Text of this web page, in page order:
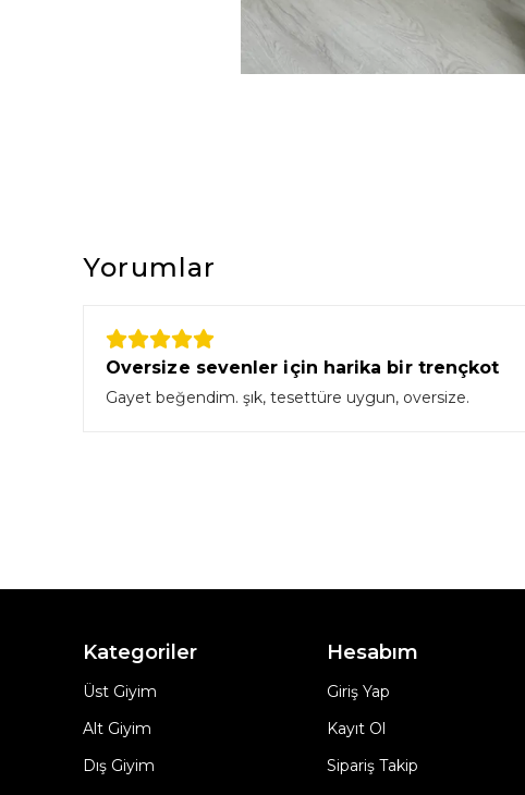
Yorumlar
Oversize sevenler için harika bir trençkot
Gayet beğendim. şık, tesettüre uygun, oversize.
Kategoriler
Üst Giyim
Alt Giyim
Dış Giyim
Hesabım
Giriş Yap
Kayıt Ol
Sipariş Takip